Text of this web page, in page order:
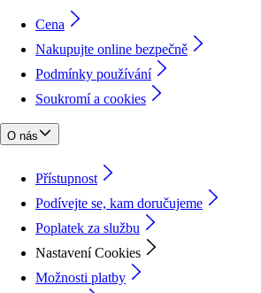
Cena
Nakupujte online bezpečně
Podmínky používání
Soukromí a cookies
O nás
Přístupnost
Podívejte se, kam doručujeme
Poplatek za službu
Nastavení Cookies
Možnosti platby